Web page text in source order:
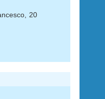
20